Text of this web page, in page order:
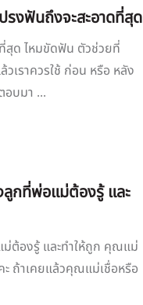
งฟันถึงจะสะอาดที่สุด
สุด ไหมขัดฟัน ตัวช่วยที่
วเราควรใช้ ก่อน หรือ หลัง
บมา ...
ลูกที่พ่อแม่ต้องรู้ และ
ต้องรู้ และทำให้ถูก คุณแม่
ถ้าเคยแล้วคุณแม่เชื่อหรือ